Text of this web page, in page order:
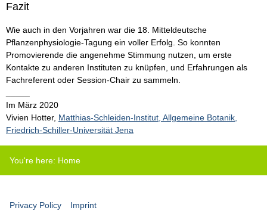
Fazit
Wie auch in den Vorjahren war die 18. Mitteldeutsche
Pflanzenphysiologie-Tagung ein voller Erfolg. So konnten
Promovierende die angenehme Stimmung nutzen, um erste
Kontakte zu anderen Instituten zu knüpfen, und Erfahrungen als
Fachreferent oder Session-Chair zu sammeln.
Im März 2020
Vivien Hotter, Matthias-Schleiden-Institut, Allgemeine Botanik,
Friedrich-Schiller-Universität Jena
You're here: Home
Privacy Policy Imprint